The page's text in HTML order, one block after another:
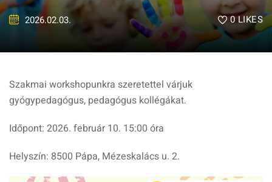
2026.02.03. 0LIKES
Szakmai workshopunkra szeretettel várjuk
gyógypedagógus, pedagógus kollégákat.
Időpont: 2026. február 10. 15:00 óra
Helyszín: 8500 Pápa, Mézeskalács u. 2.